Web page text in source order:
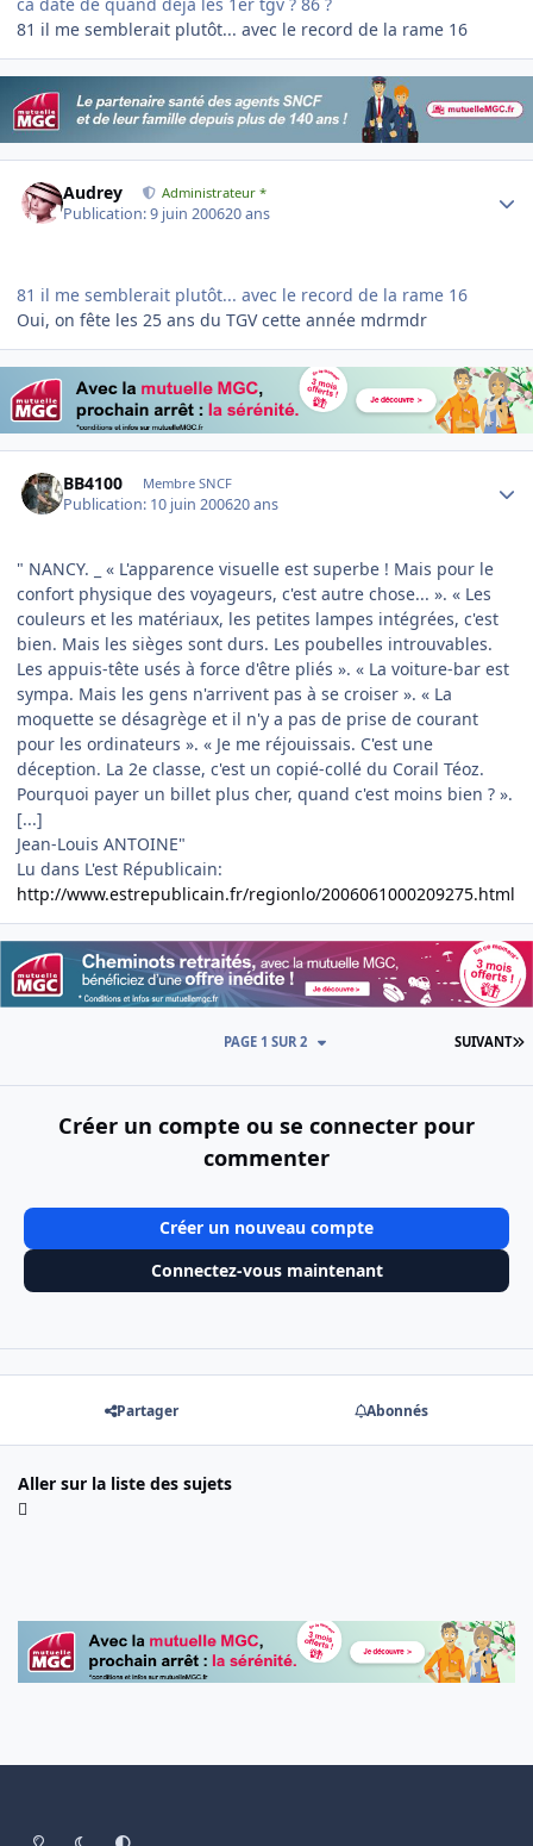
ca date de quand deja les 1er tgv ? 86 ?
81 il me semblerait plutôt... avec le record de la rame 16
Audrey Administrateur *
Publication:9 juin 200620 ans
81 il me semblerait plutôt... avec le record de la rame 16
Oui, on fête les 25 ans du TGV cette année mdrmdr
BB4100 Membre SNCF
Publication: 10 juin 200620 ans
" NANCY. _ « L'apparence visuelle est superbe ! Mais pour le
confort physique des voyageurs, c'est autre chose... ». « Les
couleurs et les matériaux, les petites lampes intégrées, c'est
bien. Mais les sièges sont durs. Les poubelles introuvables.
Les appuis-tête usés à force d'être pliés ». « La voiture-bar est
sympa. Mais les gens n'arrivent pas à se croiser ». « La
moquette se désagrège et il n'y a pas de prise de courant
pour les ordinateurs ». « Je me réjouissais. C'est une
déception. La 2e classe, c'est un copié-collé du Corail Téoz.
Pourquoi payer un billet plus cher, quand c'est moins bien ? ».
[...]
Jean-Louis ANTOINE"
Lu dans L'est Républicain:
http://www.estrepublicain.fr/regionlo/2006061000209275.html
SUIVANT
PAGE 1 SUR 2
Créer un compte ou se connecter pour
commenter
Créer un nouveau compte
Connectez-vous maintenant
Partager Abonnés
Aller sur la liste des sujets
Light ModeDark ModeSystem Preference